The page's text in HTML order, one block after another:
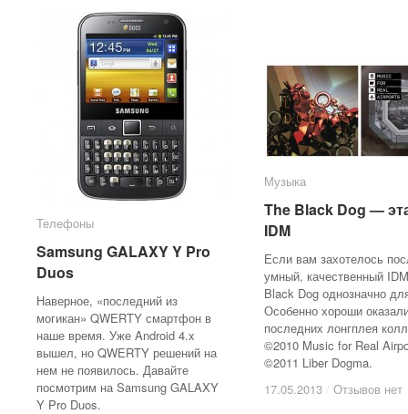
Телефоны
Samsung GALAXY Y Pro
Duos
Наверное, «последний из
могикан» QWERTY смартфон в
наше время. Уже Android 4.x
вышел, но QWERTY решений на
нем не появилось. Давайте
посмотрим на Samsung GALAXY
Y Pro Duos.
Телефоны
Samsung GALAXY Y Pro
Duos
Музыка
The Black Dog —
IDM
Если вам захотелось
умный, качественный
Black Dog однозначно
Особенно хороши
последних лонгплея
©2010 Music for Real
©2011 Liber Dogma.
17.05.2013 / Отзывов нет
Музыка
The Black Dog —
IDM
17.05.2013 / Отзывов нет